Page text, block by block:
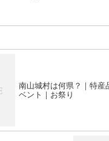
南山城村は何県？｜特産
ベント｜お祭り